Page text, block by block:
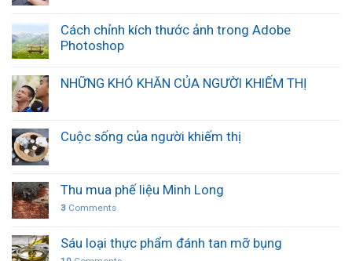
Cách chỉnh kích thước ảnh trong Adobe
Photoshop
NHỮNG KHÓ KHĂN CỦA NGƯỜI KHIẾM THỊ
Cuộc sống của người khiếm thị
Thu mua phế liệu Minh Long
3 Comments
Sáu loại thực phẩm đánh tan mỡ bụng